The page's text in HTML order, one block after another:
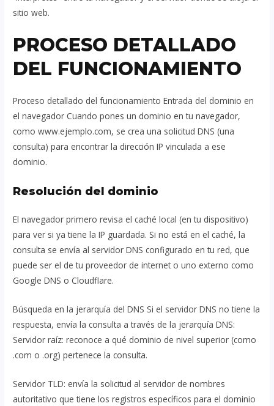
sitio web.
PROCESO DETALLADO
DEL FUNCIONAMIENTO
Proceso detallado del funcionamiento Entrada del dominio en
el navegador Cuando pones un dominio en tu navegador,
como www.ejemplo.com, se crea una solicitud DNS (una
consulta) para encontrar la dirección IP vinculada a ese
dominio.
Resolución del dominio
El navegador primero revisa el caché local (en tu dispositivo)
para ver si ya tiene la IP guardada. Si no está en el caché, la
consulta se envía al servidor DNS configurado en tu red, que
puede ser el de tu proveedor de internet o uno externo como
Google DNS o Cloudflare.
Búsqueda en la jerarquía del DNS Si el servidor DNS no tiene la
respuesta, envía la consulta a través de la jerarquía DNS:
Servidor raíz: reconoce a qué dominio de nivel superior (como
.com o .org) pertenece la consulta.
Servidor TLD: envía la solicitud al servidor de nombres
autoritativo que tiene los registros específicos para el dominio